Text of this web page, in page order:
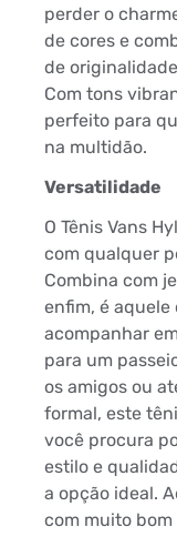
perder o
de cores e
de
Com tons
perfeito para
na multidão.
Versatilidade
O Tênis Vans
com qualquer
Combina com
enfim, é
acompanhar
para um
os amigos ou
formal, este
você procura
estilo e
a opção ideal.
com muito